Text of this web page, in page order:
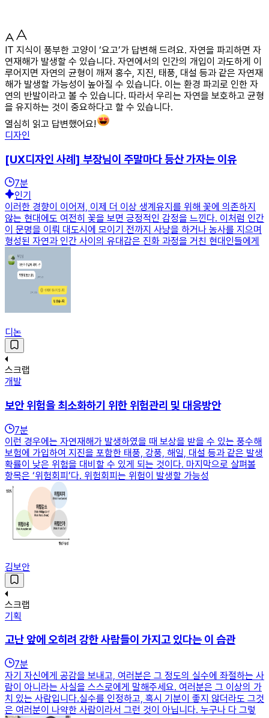
IT 지식이 풍부한 고양이 ‘요고’가 답변해 드려요. 자연을 파괴하면 자
연재해가 발생할 수 있습니다. 자연에서의 인간의 개입이 과도하게 이
루어지면 자연의 균형이 깨져 홍수, 지진, 태풍, 대설 등과 같은 자연재
해가 발생할 가능성이 높아질 수 있습니다. 이는 환경 파괴로 인한 자
연의 반발이라고 볼 수 있습니다. 따라서 우리는 자연을 보호하고 균형
을 유지하는 것이 중요하다고 할 수 있습니다.
열심히 읽고 답변했어요!
디자인
[UX디자인 사례] 부장님이 주말마다 등산 가자는 이유
7분
인기
이러한 경향이 이어져, 이제 더 이상 생계유지를 위해 꽃에 의존하지
않는 현대에도 여전히 꽃을 보면 긍정적인 감정을 느낀다. 이처럼 인간
이 문명을 이뤄 대도시에 모이기 전까지 사냥을 하거나 농사를 지으며
형성된 자연과 인간 사이의 유대감은 진화 과정을 거친 현대인들에게
디논
스크랩
개발
보안 위험을 최소화하기 위한 위험관리 및 대응방안
7분
이런 경우에는 자연재해가 발생하였을 때 보상을 받을 수 있는 풍수해
보험에 가입하여 지진을 포함한 태풍, 강풍, 해일, 대설 등과 같은 발생
확률이 낮은 위험을 대비할 수 있게 되는 것이다. 마지막으로 살펴볼
항목은 ‘위험회피’다. 위험회피는 위험이 발생할 가능성
김보안
스크랩
기획
고난 앞에 오히려 강한 사람들이 가지고 있다는 이 습관
7분
자기 자신에게 공감을 보내고, 여러분은 그 정도의 실수에 좌절하는 사
람이 아니라는 사실을 스스로에게 말해주세요. 여러분은 그 이상의 가
치 있는 사람입니다.실수를 인정하고, 혹시 기분이 좋지 않더라도 그것
은 여러분이 나약한 사람이라서 그런 것이 아닙니다. 누구나 다 그렇